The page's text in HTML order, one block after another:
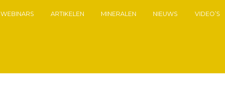
WEBINARS ARTIKELEN MINERALEN NIEUWS VIDEO’S